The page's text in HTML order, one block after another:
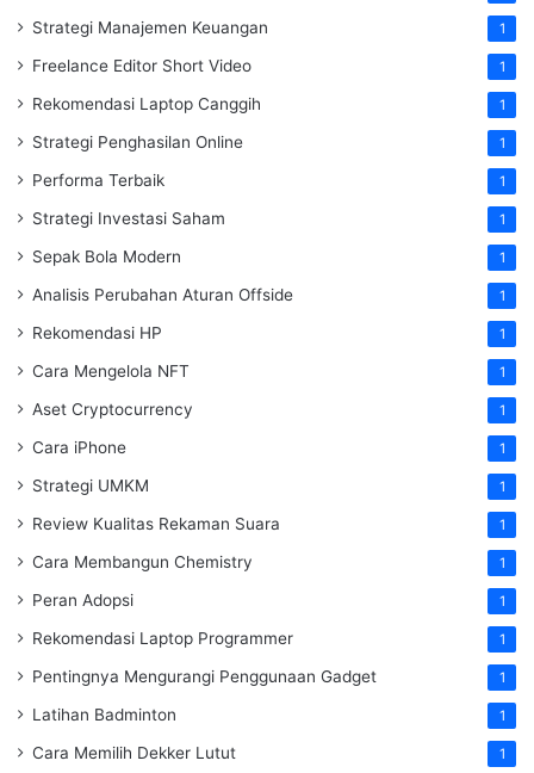
Strategi Manajemen Keuangan 1
Freelance Editor Short Video 1
Rekomendasi Laptop Canggih 1
Strategi Penghasilan Online 1
Performa Terbaik 1
Strategi Investasi Saham 1
Sepak Bola Modern 1
Analisis Perubahan Aturan Offside 1
Rekomendasi HP 1
Cara Mengelola NFT 1
Aset Cryptocurrency 1
Cara iPhone 1
Strategi UMKM 1
Review Kualitas Rekaman Suara 1
Cara Membangun Chemistry 1
Peran Adopsi 1
Rekomendasi Laptop Programmer 1
Pentingnya Mengurangi Penggunaan Gadget 1
Latihan Badminton 1
Cara Memilih Dekker Lutut 1